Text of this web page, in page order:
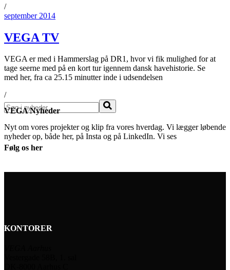
/
september 2014
VEGA TV
VEGA er med i Hammerslag på DR1, hvor vi fik mulighed for at
tage seerne med på en kort tur igennem dansk havehistorie. Se
med her, fra ca 25.15 minutter inde i udsendelsen
/
Søg
VEGA Nyheder
Nyt om vores projekter og klip fra vores hverdag. Vi lægger løbende
nyheder op, både her, på Insta og på LinkedIn. Vi ses
Følg os her
KONTORER